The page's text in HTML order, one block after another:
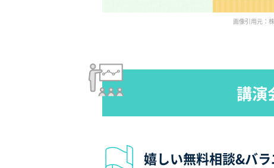
画像引用元：
講演
嬉しい無料相談&バ